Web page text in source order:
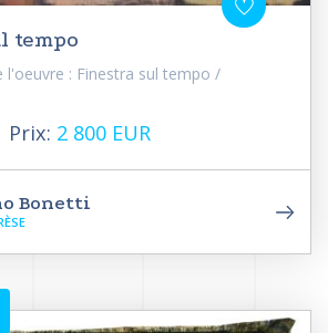
tempo
l'oeuvre : Finestra sul tempo /
Prix: 2 800 EUR
Bonetti